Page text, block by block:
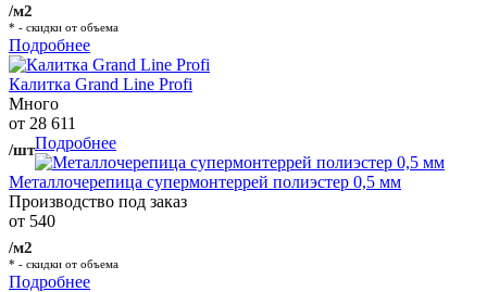
/м2
* - скидки от объема
Подробнее
Калитка Grand Line Profi
Много
от 28 611
/штПодробнее
Металлочерепица супермонтеррей полиэстер 0,5 мм
Производство под заказ
от 540
/м2
* - скидки от объема
Подробнее